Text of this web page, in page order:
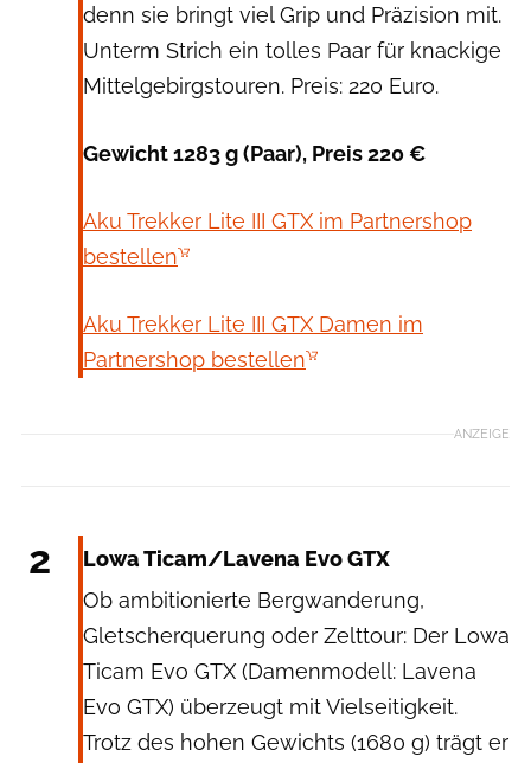
denn sie bringt viel Grip und Präzision mit.
Unterm Strich ein tolles Paar für knackige
Mittelgebirgstouren. Preis: 220 Euro.
Gewicht 1283 g (Paar), Preis 220 €
Aku Trekker Lite III GTX im Partnershop
bestellen
Aku Trekker Lite III GTX Damen im
Partnershop bestellen
ANZEIGE
2
Lowa Ticam/Lavena Evo GTX
Ob ambitionierte Bergwanderung,
Gletscherquerung oder Zelttour: Der Lowa
Ticam Evo GTX (Damenmodell: Lavena
Evo GTX) überzeugt mit Vielseitigkeit.
Trotz des hohen Gewichts (1680 g) trägt er